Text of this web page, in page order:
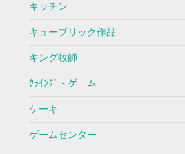
キッチン
キューブリック作品
キング牧師
ｸﾗｲﾝｸﾞ・ゲーム
ケーキ
ゲームセンター